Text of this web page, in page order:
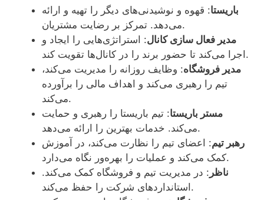
باریستا: قهوه و نوشیدنی‌های دیگر را تهیه و ارائه
می‌دهد. تمرکز بر رضایت مشتریان.
مدیر فعال سازی کانال: استراتژی‌هایی را ایجاد و
اجرا می‌کند تا حضور برند را در کانال‌ها تقویت کند.
مدیر فروشگاه: وظایف روزانه را مدیریت می‌کند،
تیم را رهبری می‌کند و اهداف مالی را برآورده
می‌کند.
مستر باریستا: تیم باریستا را رهبری و حمایت
می‌کند. خدمات بهترین را ارائه می‌دهد.
رهبر تیم: اعضای تیم را نظارت می‌کند، در آموزش
کمک می‌کند و عملیات را بهره‌ور نگاه می‌دارد.
ناظر : در مدیریت تیم و فروشگاه کمک می‌کند.
استانداردهای شرکت را حفظ می‌کند.